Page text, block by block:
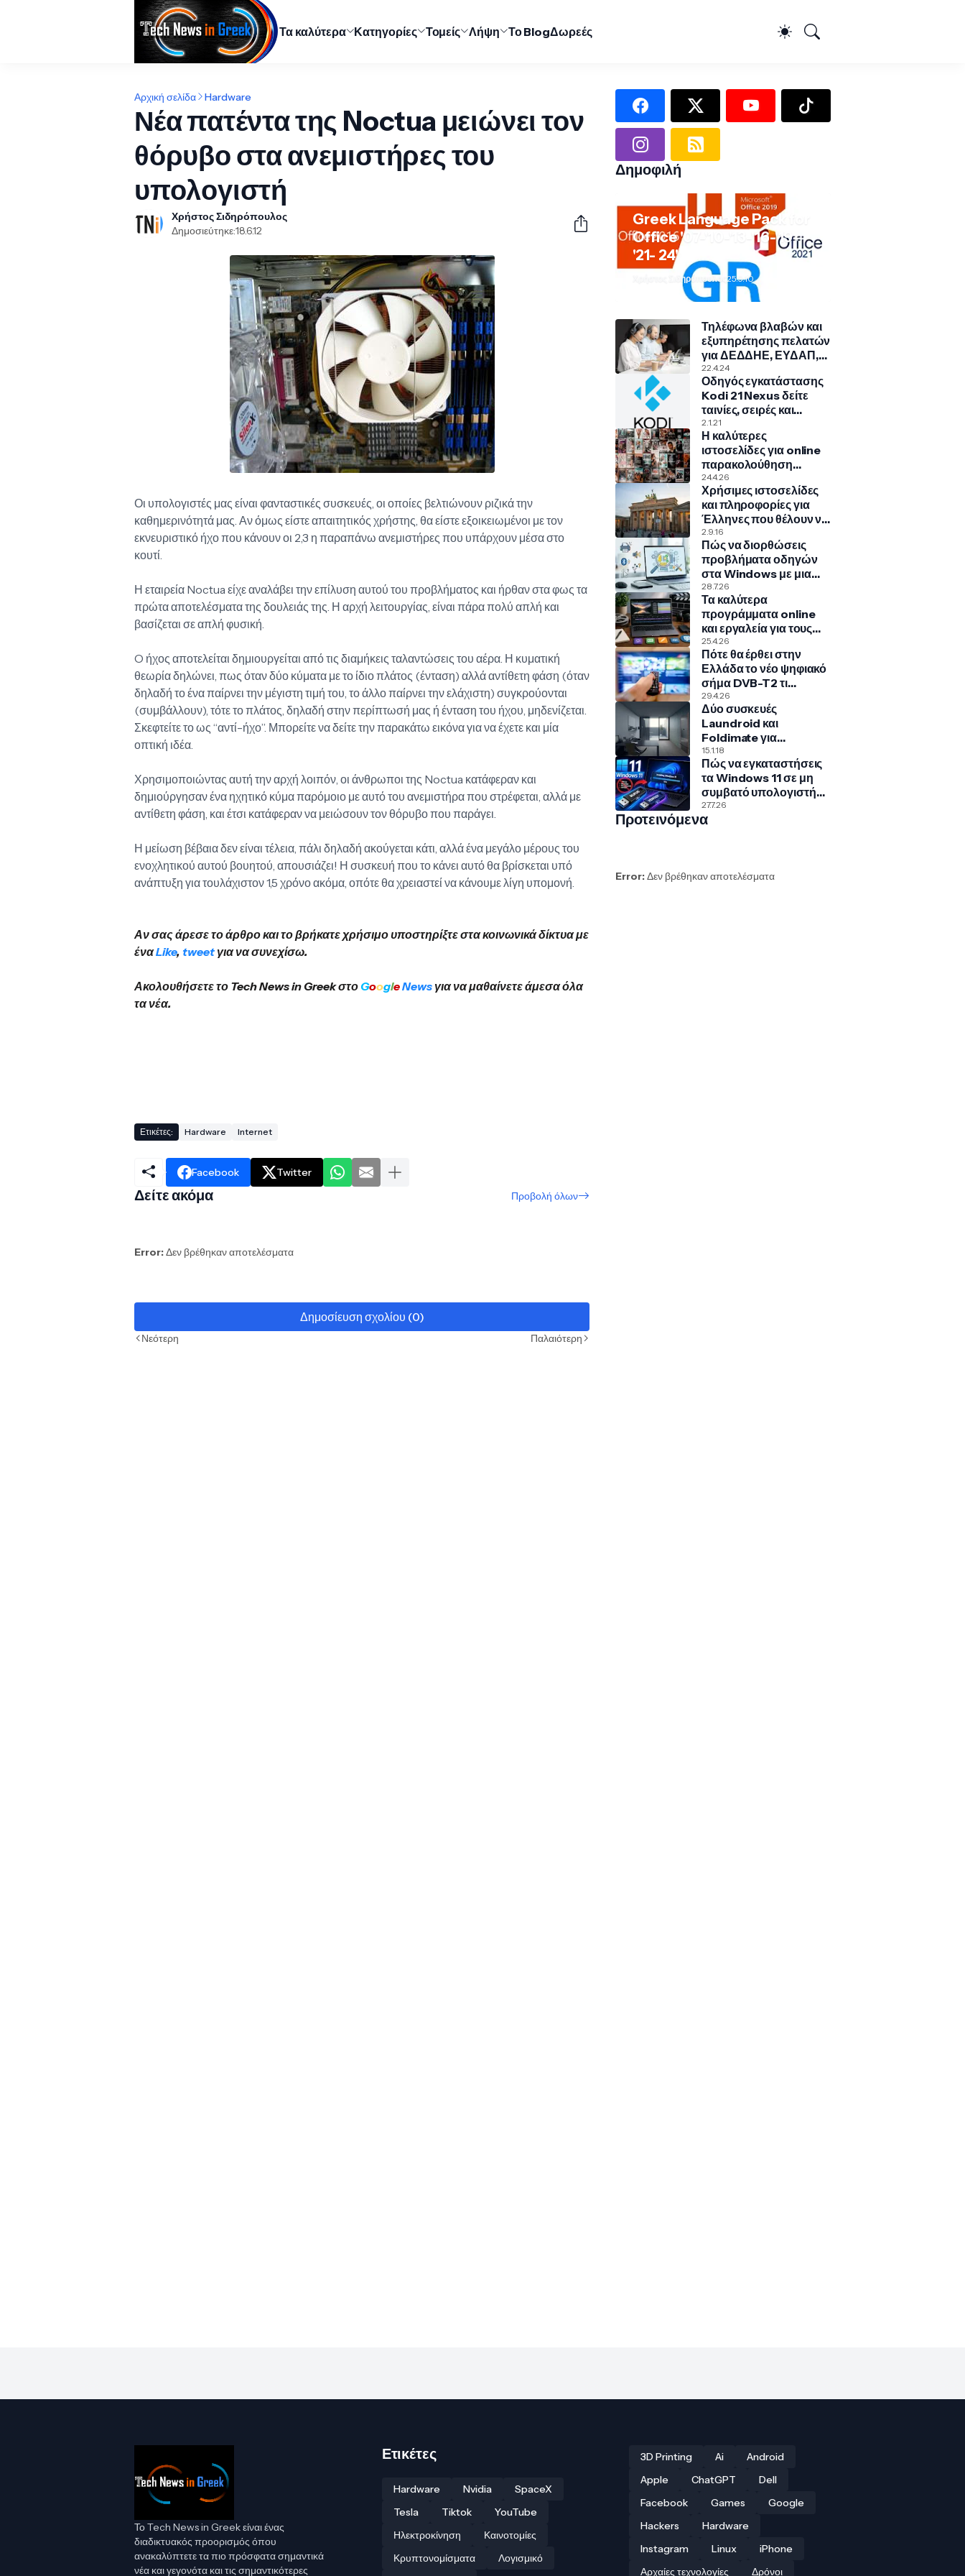
Τα καλύτερα Κατηγορίες Τομείς Λήψη Το BlogΔωρεές
Αρχική σελίδα Hardware
Νέα πατέντα της Noctua μειώνει τον
θόρυβο στα ανεμιστήρες του
υπολογιστή
Χρήστος Σιδηρόπουλος
Δημοσιεύτηκε:18.6.12
Οι υπολογιστές μας είναι φανταστικές συσκευές, οι οποίες βελτιώνουν ριζικά την
καθημερινότητά μας. Αν όμως είστε απαιτητικός χρήστης, θα είστε εξοικειωμένοι με τον
εκνευριστικό ήχο που κάνουν οι 2,3 η παραπάνω ανεμιστήρες που υπάρχουν μέσα στο
κουτί.
Η εταιρεία Noctua είχε αναλάβει την επίλυση αυτού του προβλήματος και ήρθαν στα φως τα
πρώτα αποτελέσματα της δουλειάς της. Η αρχή λειτουργίας, είναι πάρα πολύ απλή και
βασίζεται σε απλή φυσική.
O ήχος αποτελείται δημιουργείται από τις διαμήκεις ταλαντώσεις του αέρα. Η κυματική
θεωρία δηλώνει, πως όταν δύο κύματα με το ίδιο πλάτος (ένταση) αλλά αντίθετη φάση (όταν
δηλαδή το ένα παίρνει την μέγιστη τιμή του, το άλλο παίρνει την ελάχιστη) συγκρούονται
(συμβάλλουν), τότε το πλάτος, δηλαδή στην περίπτωσή μας ή ένταση του ήχου, μηδενίζεται.
Σκεφτείτε το ως “αντί-ήχο”. Μπορείτε να δείτε την παρακάτω εικόνα για να έχετε και μία
οπτική ιδέα.
Χρησιμοποιώντας αυτή την αρχή λοιπόν, οι άνθρωποι της Noctua κατάφεραν και
δημιούργησαν ένα ηχητικό κύμα παρόμοιο με αυτό του ανεμιστήρα που στρέφεται, αλλά με
αντίθετη φάση, και έτσι κατάφεραν να μειώσουν τον θόρυβο που παράγει.
Η μείωση βέβαια δεν είναι τέλεια, πάλι δηλαδή ακούγεται κάτι, αλλά ένα μεγάλο μέρους του
ενοχλητικού αυτού βουητού, απουσιάζει! Η συσκευή που το κάνει αυτό θα βρίσκεται υπό
ανάπτυξη για τουλάχιστον 1,5 χρόνο ακόμα, οπότε θα χρειαστεί να κάνουμε λίγη υπομονή.
Αν σας άρεσε το άρθρο και το βρήκατε χρήσιμο υποστηρίξτε στα κοινωνικά δίκτυα με
έναLike, tweet για να συνεχίσω.
Ακολουθήσετε το Tech News in Greek στο GoogleNews για να μαθαίνετε άμεσα όλα
τα νέα.
Ετικέτες: Hardware Internet
Facebook Twitter
Δείτε ακόμα Προβολή όλων
Error:Δεν βρέθηκαν αποτελέσματα
Δημοσίευση σχολίου (0)
Νεότερη Παλαιότερη
Δημοφιλή
Greek Language Pack for
Office '07-'10-'13-'16-'19-
'21- 24'
Χρήστος Σιδηρόπουλος 25.9.10
Τηλέφωνα βλαβών και
εξυπηρέτησης πελατών
για ΔΕΔΔΗΕ, ΕΥΔΑΠ,
ΠΑ.ΣΥ.ΠΕ., COSMOTE,
NOVA, VODAFONE
22.4.24
Οδηγός εγκατάστασης
Kodi 21 Nexus δείτε
ταινίες, σειρές και
πολλά άλλα!
2.1.21
Η καλύτερες
ιστοσελίδες για online
παρακολούθηση
ταινιών, σειρών,
ντοκιμαντέρ, παιδικά
24.4.26
Χρήσιμες ιστοσελίδες
και πληροφορίες για
Έλληνες που θέλουν να
μεταναστεύσουν στην
Γερμανία
2.9.16
Πώς να διορθώσεις
προβλήματα οδηγών
στα Windows με μια
κρυφή εντολή
28.7.26
Τα καλύτερα
προγράμματα online
και εργαλεία για τους
δικούς σας υπότιτλους
25.4.26
Πότε θα έρθει στην
Ελλάδα το νέο ψηφιακό
σήμα DVB-T2 τι
σημαίνει για την
τηλεόρασή σου
29.4.26
Δύο συσκευές
Laundroid και
Foldimate για
αυτόματο ξεχώρισμα
και δίπλωμα ρούχων!
15.1.18
Πώς να εγκαταστήσεις
τα Windows 11 σε μη
συμβατό υπολογιστή
με Rufus και Ventoy
27.7.26
Προτεινόμενα
Error:Δεν βρέθηκαν αποτελέσματα
Το Tech News in Greek είναι ένας
διαδικτυακός προορισμός όπου
ανακαλύπτετε τα πιο πρόσφατα σημαντικά
νέα και γεγονότα και τις σημαντικότερες
Ετικέτες
Hardware Nvidia
SpaceX
Tesla
Tiktok
YouTube
Ηλεκτροκίνηση
Καινοτομίες
Κρυπτονομίσματα
Λογισμικό
3D Printing Ai
Android
Apple
ChatGPT
Dell
Facebook
Games
Google
Hackers
Hardware
Instagram
Linux
iPhone
Αρχαίες τεχνολογίες
Δρόνοι